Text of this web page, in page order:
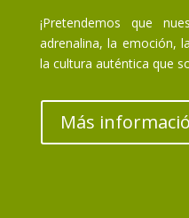
¡Pretendemos que
adrenalina, la emoción,
la cultura auténtica que
Más